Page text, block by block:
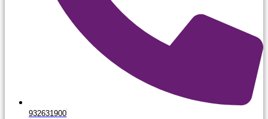
932631900